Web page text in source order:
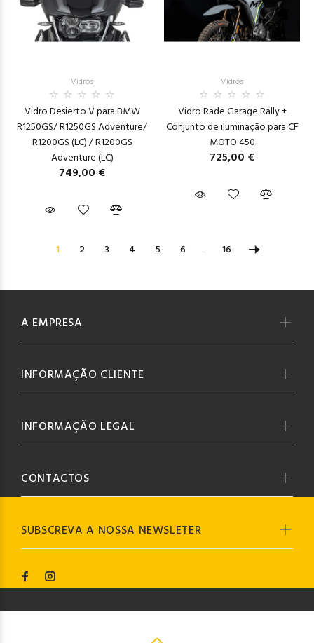
Vidros
Vidro Desierto V para BMW
R1250GS/ R1250GS Adventure/
R1200GS (LC) / R1200GS
Adventure (LC)
749,00 €
Vidros
Vidro Rade Garage Rally +
Conjunto de iluminação para CF
MOTO 450
725,00 €
1 2 3 4 5 6 ... 16
SUBSCREVA A NOSSA NEWSLETER
A EMPRESA
INFORMAÇÃO CLIENTE
INFORMAÇÃO LEGAL
CONTACTOS